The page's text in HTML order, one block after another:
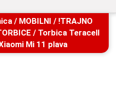
/ MOBILNI / !TRAJNO
/ Torbica Teracell
Mi 11 plava